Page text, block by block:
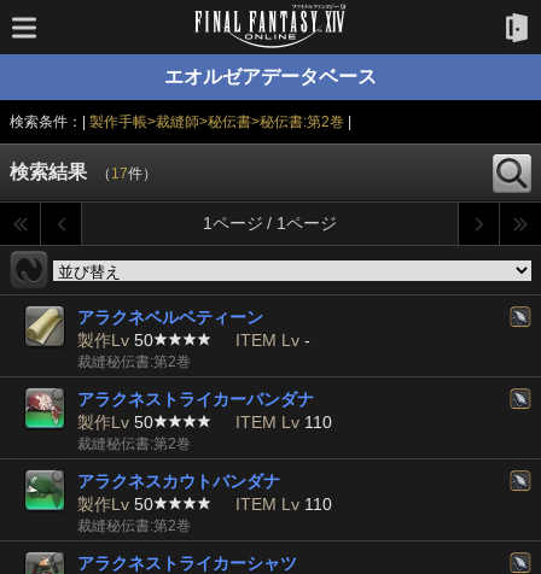
エオルゼアデータベース
検索条件：| 製作手帳>裁縫師>秘伝書>秘伝書:第2巻
検索結果 （ 17件）
1ページ / 1ページ
アラクネベルベティーン
製作Lv 50 ITEM Lv -
裁縫秘伝書:第2巻
アラクネストライカーバンダナ
製作Lv 50 ITEM Lv 110
裁縫秘伝書:第2巻
アラクネスカウトバンダナ
製作Lv 50 ITEM Lv 110
裁縫秘伝書:第2巻
アラクネストライカーシャツ